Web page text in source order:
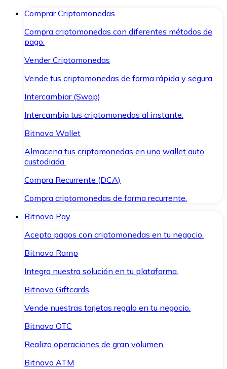
Comprar Criptomonedas
Compra criptomonedas con diferentes métodos de
pago.
Vender Criptomonedas
Vende tus criptomonedas de forma rápida y segura.
Intercambiar (Swap)
Intercambia tus criptomonedas al instante.
Bitnovo Wallet
Almacena tus criptomonedas en una wallet auto
custodiada.
Compra Recurrente (DCA)
Compra criptomonedas de forma recurrente.
Bitnovo Pay
Acepta pagos con criptomonedas en tu negocio.
Bitnovo Ramp
Integra nuestra solución en tu plataforma.
Bitnovo Giftcards
Vende nuestras tarjetas regalo en tu negocio.
Bitnovo OTC
Realiza operaciones de gran volumen.
Bitnovo ATM